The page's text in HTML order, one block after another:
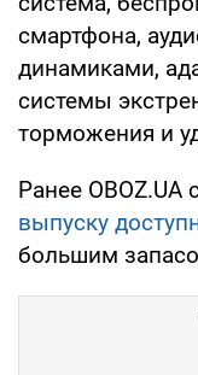
смартфона,
динамиками,
системы
торможения и
Ранее OBOZ.UA
выпуску
большим